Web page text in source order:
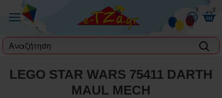
0 0
label
LEGO STAR WARS 75411 DARTH
MAUL MECH